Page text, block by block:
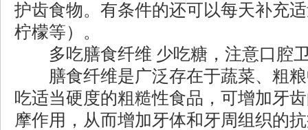
护齿食物。有条件的还可以每天补充
柠檬等）。
多吃膳食纤维 少吃糖，注意口腔
膳食纤维是广泛存在于蔬菜、粗粮
吃适当硬度的粗糙性食品，可增加牙
摩作用，从而增加牙体和牙周组织的